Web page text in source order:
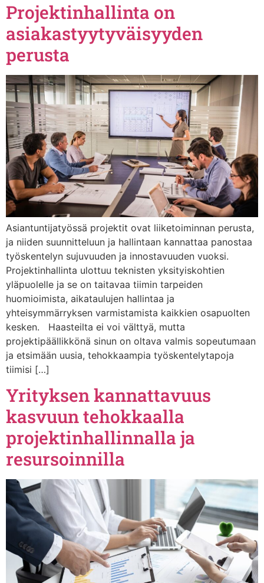
Projektinhallinta on
asiakastyytyväisyyden
perusta
Asiantuntijatyössä projektit ovat liiketoiminnan perusta,
ja niiden suunnitteluun ja hallintaan kannattaa panostaa
työskentelyn sujuvuuden ja innostavuuden vuoksi.
Projektinhallinta ulottuu teknisten yksityiskohtien
yläpuolelle ja se on taitavaa tiimin tarpeiden
huomioimista, aikataulujen hallintaa ja
yhteisymmärryksen varmistamista kaikkien osapuolten
kesken. Haasteilta ei voi välttyä, mutta
projektipäällikkönä sinun on oltava valmis sopeutumaan
ja etsimään uusia, tehokkaampia työskentelytapoja
tiimisi […]
Yrityksen kannattavuus
kasvuun tehokkaalla
projektinhallinnalla ja
resursoinnilla